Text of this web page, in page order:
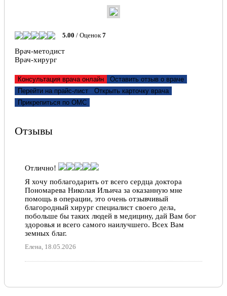
Непомнящая Ольга Владимировна, внимательный,
доброму, относится к пациентам. Выданные
рекомендации помогли. Важно, что обратился
Константин Васильевич Т.
Константин Т., 03.05.2022
5.00 / Оценок7
Врач-методист
Врач-хирург
Консультация врача онлайн
Оставить отзыв о враче
Перейти на прайс-лист
Открыть карточку врача
Прикрепиться по ОМС
Отзывы
Отлично!
Я хочу поблагодарить от всего сердца доктора
Пономарева Николая Ильича за оказанную мне
помощь в операции, это очень отзывчивый
благородный хирург специалист своего дела,
побольше бы таких людей в медицину, дай Вам бог
здоровья и всего самого наилучшего. Всех Вам
земных благ.
Елена, 18.05.2026